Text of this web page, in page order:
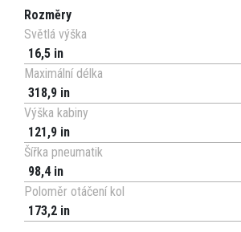
Rozměry
Světlá výška
16,5 in
Maximální délka
318,9 in
Výška kabiny
121,9 in
Šířka pneumatik
98,4 in
Poloměr otáčení kol
173,2 in